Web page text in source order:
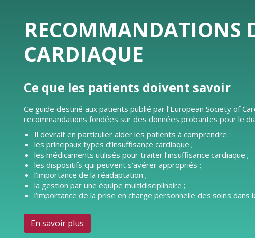
RECOMMANDATIONS
CARDIAQUE
Ce que les patients doivent savoir
Ce guide destiné aux patients publié par l’European Society of
recommandations fondées sur des données probantes pour le
Il devrait en particulier aider les patients à comprendre :
les principaux types d’insuffisance cardiaque ;
les médicaments utilisés pour traiter l’insuffisance cardiaque ;
les dispositifs qui peuvent s’avérer appropriés ;
l’importance de la réadaptation ;
la gestion par une équipe multidisciplinaire ;
l’importance de la prise en charge personnelle des soins dans
En savoir plus